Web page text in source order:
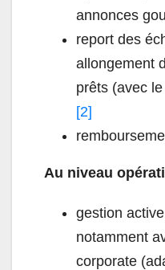
annonces
report des
allongement
prêts (avec
[2]
Au niveau
gestion
notamment
corporate